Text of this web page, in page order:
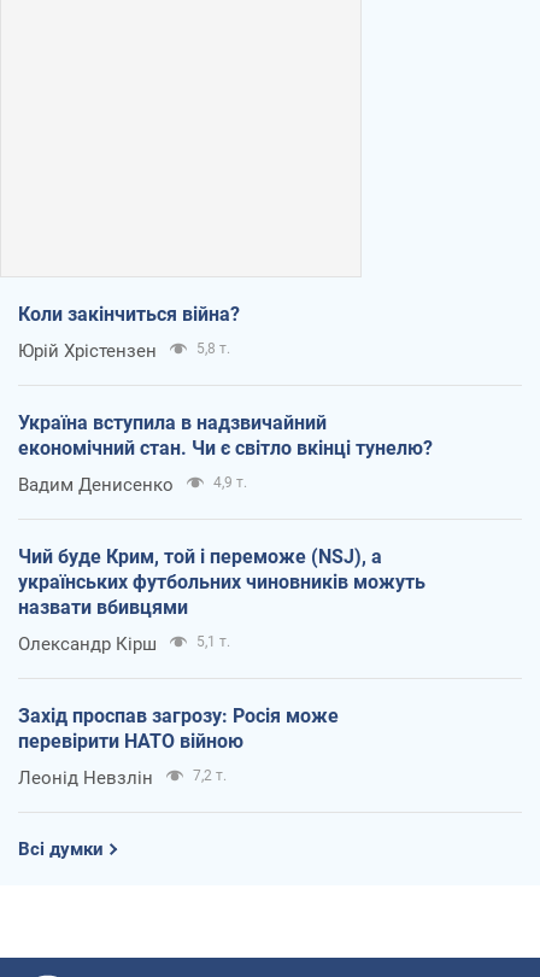
Коли закінчиться війна?
Юрій Хрістензен 5,8 т.
Україна вступила в надзвичайний
економічний стан. Чи є світло вкінці тунелю?
Вадим Денисенко 4,9 т.
Чий буде Крим, той і переможе (NSJ), а
українських футбольних чиновників можуть
назвати вбивцями
Олександр Кірш 5,1 т.
Захід проспав загрозу: Росія може
перевірити НАТО війною
Леонід Невзлін 7,2 т.
Всі думки